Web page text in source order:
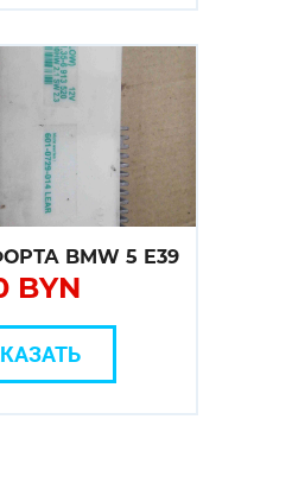
BMW 5 E39
BYN